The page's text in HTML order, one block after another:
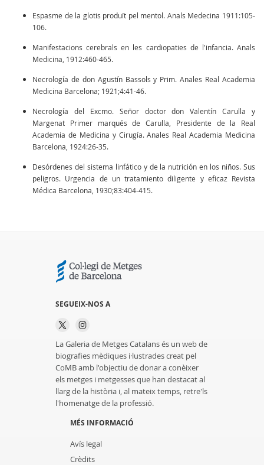
Espasme de la glotis produït pel mentol. Anals Medecina 1911:105-
106.
Manifestacions cerebrals en les cardiopaties de l'infancia. Anals
Medicina, 1912:460-465.
Necrología de don Agustín Bassols y Prim. Anales Real Academia
Medicina Barcelona; 1921;4:41-46.
Necrología del Excmo. Señor doctor don Valentín Carulla y
Margenat Primer marqués de Carulla, Presidente de la Real
Academia de Medicina y Cirugía. Anales Real Academia Medicina
Barcelona, 1924:26-35.
Desórdenes del sistema linfático y de la nutrición en los niños. Sus
peligros. Urgencia de un tratamiento diligente y eficaz Revista
Médica Barcelona, 1930;83:404-415.
SEGUEIX-NOS A
La Galeria de Metges Catalans és un web de
biografies mèdiques i·lustrades creat pel
CoMB amb l'objectiu de donar a conèixer
els metges i metgesses que han destacat al
llarg de la història i, al mateix temps, retre'ls
l'homenatge de la professió.
MÉS INFORMACIÓ
Avís legal
Crèdits